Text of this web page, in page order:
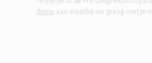
demo aan waarbij we graag met je